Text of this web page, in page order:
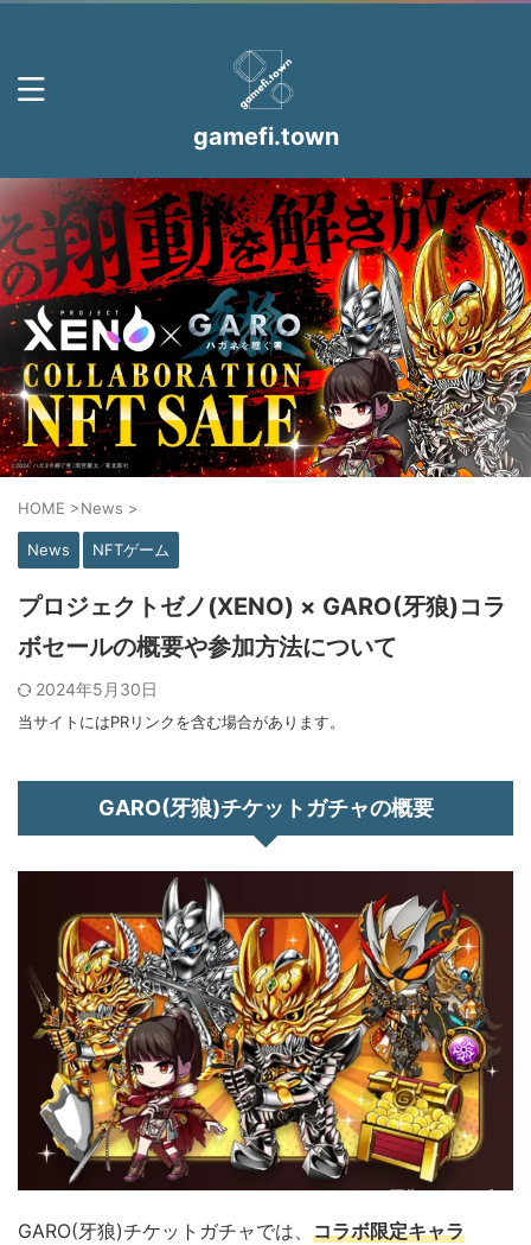
gamefi.town
HOME >News >
News NFTゲーム
プロジェクトゼノ(XENO) × GARO(牙狼)コラ
ボセールの概要や参加方法について
2024年5月30日
当サイトにはPRリンクを含む場合があります。
GARO(牙狼)チケットガチャの概要
GARO(牙狼)チケットガチャでは、 コラボ限定キャラ